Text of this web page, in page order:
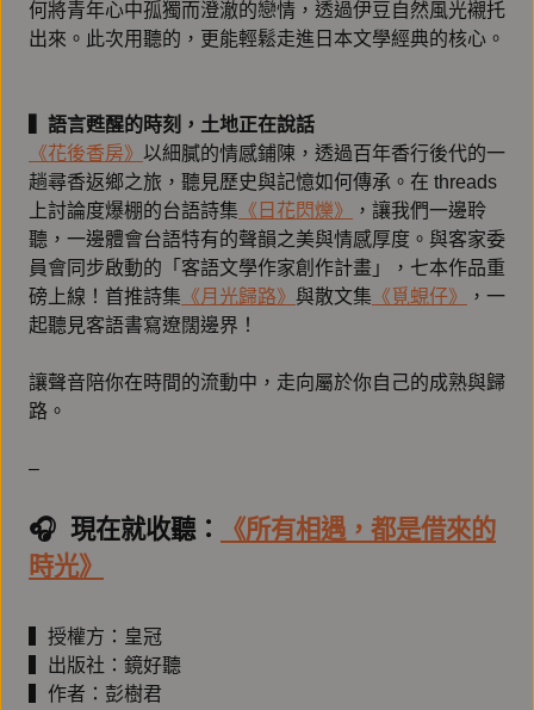
何將青年心中孤獨而澄澈的戀情，透過伊豆自然風光襯托
出來。此次用聽的，更能輕鬆走進日本文學經典的核心。
▍語言甦醒的時刻，土地正在說話
《花後香房》 以細膩的情感鋪陳，透過百年香行後代的一
趟尋香返鄉之旅，聽見歷史與記憶如何傳承。在 threads
上討論度爆棚的台語詩集 《日花閃爍》
，讓我們一邊聆
聽，一邊體會台語特有的聲韻之美與情感厚度。與客家委
員會同步啟動的「客語文學作家創作計畫」，七本作品重
磅上線！首推詩集 《月光歸路》 與散文集 《覓蜆仔》
，一
起聽見客語書寫遼闊邊界！
讓聲音陪你在時間的流動中，走向屬於你自己的成熟與歸
路。
–
🎧️ 現在就收聽：
《所有相遇，都是借來的
時光》
▍授權方：皇冠
▍出版社：鏡好聽
▍作者：彭樹君